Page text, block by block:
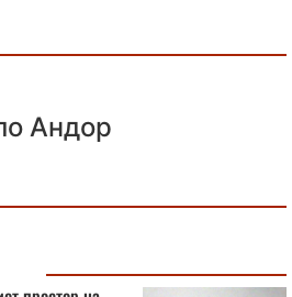
Андор